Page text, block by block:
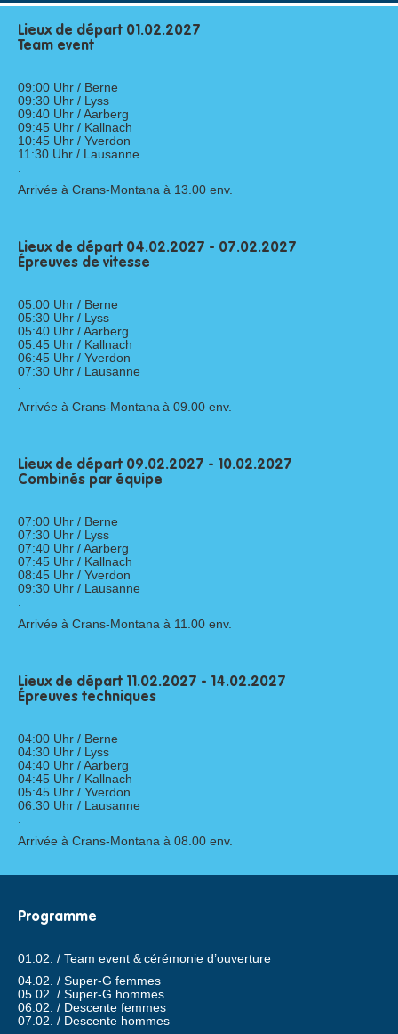
Lieux de départ 01.02.2027
Team event
09:00 Uhr / Berne
09:30 Uhr / Lyss
09:40 Uhr / Aarberg
09:45 Uhr / Kallnach
10:45 Uhr / Yverdon
11:30 Uhr / Lausanne
Arrivée à Crans-Montana à 13.00 env.
Lieux de départ 04.02.2027 - 07.02.2027
Épreuves de vitesse
05:00 Uhr / Berne
05:30 Uhr / Lyss
05:40 Uhr / Aarberg
05:45 Uhr / Kallnach
06:45 Uhr / Yverdon
07:30 Uhr / Lausanne
Arrivée à Crans-Montana à 09.00 env.
Lieux de départ 09.02.2027 - 10.02.2027
Combinés par équipe
07:00 Uhr / Berne
07:30 Uhr / Lyss
07:40 Uhr / Aarberg
07:45 Uhr / Kallnach
08:45 Uhr / Yverdon
09:30 Uhr / Lausanne
Arrivée à Crans-Montana à 11.00 env.
Lieux de départ 11.02.2027 - 14.02.2027
Épreuves techniques
04:00 Uhr / Berne
04:30 Uhr / Lyss
04:40 Uhr / Aarberg
04:45 Uhr / Kallnach
05:45 Uhr / Yverdon
06:30 Uhr / Lausanne
Arrivée à Crans-Montana à 08.00 env.
Programme
01.02. / Team event &cérémonie d’ouverture
04.02. / Super-G femmes
05.02. / Super-G hommes
06.02. / Descente femmes
07.02. / Descente hommes